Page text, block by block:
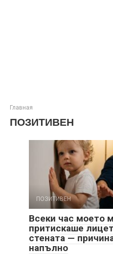
Главная
ПОЗИТИВЕН
ПОЗИТИВЕН
Всеки час моето
притискаше
стената —
напълно